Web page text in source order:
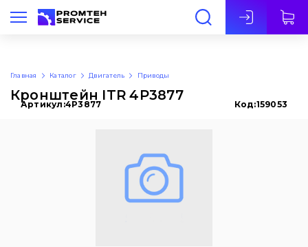
Рус
Главная Каталог Двигатель Приводы
Кронштейн ITR 4P3877
Артикул:4P3877 Код:159053